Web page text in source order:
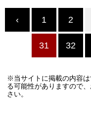
‹ 1 2
31 32
※当サイトに掲載の内容
る可能性がありますので
さい。